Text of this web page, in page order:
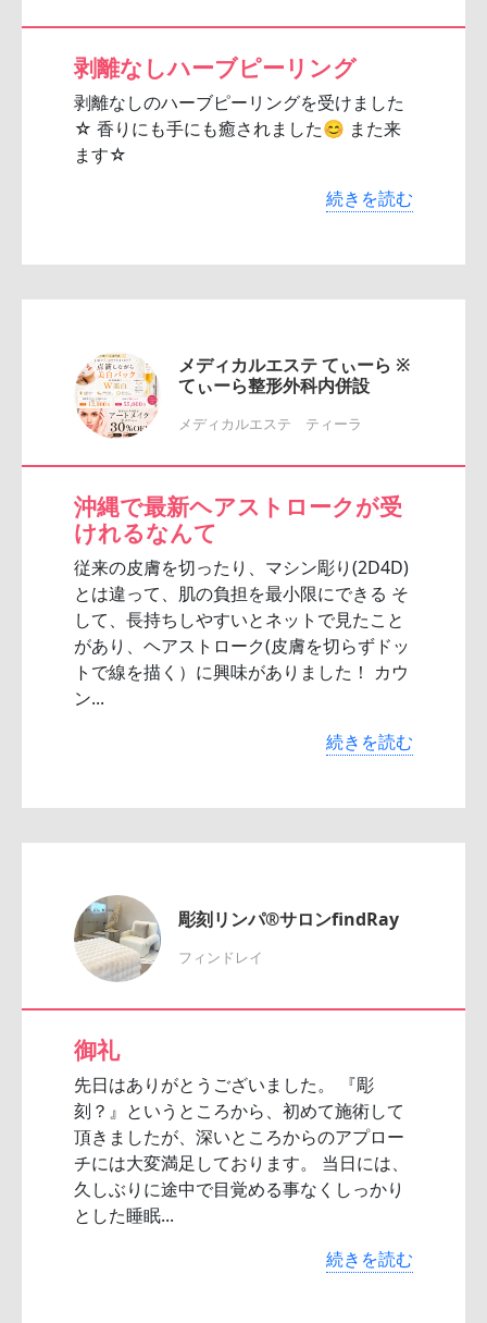
剥離なしハーブピーリング
剥離なしのハーブピーリングを受けました
☆ 香りにも手にも癒されました😊 また来
ます☆
続きを読む
メディカルエステ てぃーら ※
てぃーら整形外科内併設
メディカルエステ ティーラ
沖縄で最新ヘアストロークが受
けれるなんて
従来の皮膚を切ったり、マシン彫り(2D4D)
とは違って、肌の負担を最小限にできる そ
して、長持ちしやすいとネットで見たこと
があり、ヘアストローク(皮膚を切らずドッ
トで線を描く）に興味がありました！ カウ
ン...
続きを読む
彫刻リンパ®サロンfindRay
フィンドレイ
御礼
先日はありがとうございました。 『彫
刻？』というところから、初めて施術して
頂きましたが、深いところからのアプロー
チには大変満足しております。 当日には、
久しぶりに途中で目覚める事なくしっかり
とした睡眠...
続きを読む